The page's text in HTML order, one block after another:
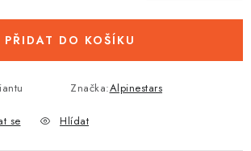
PŘIDAT DO KOŠÍKU
Značka:Alpinestars
se Hlídat